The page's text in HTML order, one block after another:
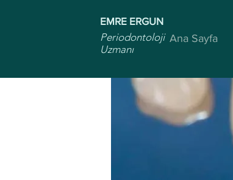
EMRE ERGUN
Periodontoloji
Uzmanı
Ana Sayfa